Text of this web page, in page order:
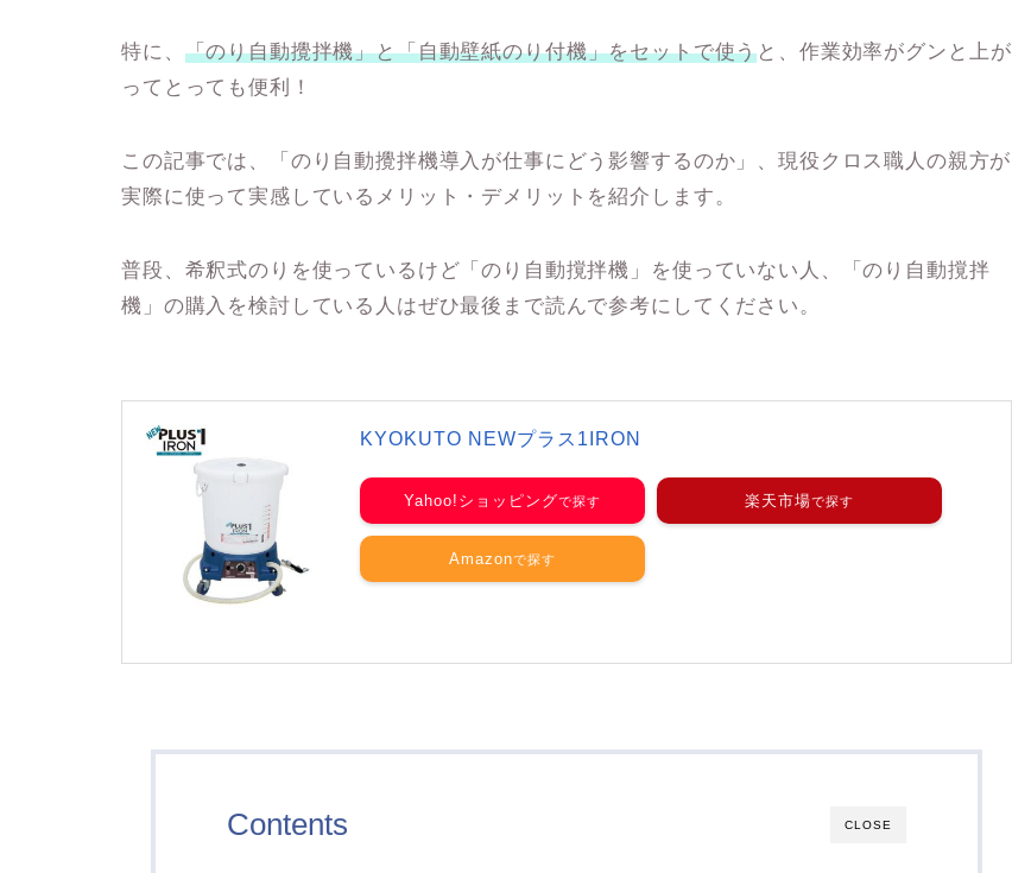
特に、 「のり自動攪拌機」と「自動壁紙のり付機」をセットで使うと、作業効率がグンと上が
ってとっても便利！
この記事では、「のり自動攪拌機導入が仕事にどう影響するのか」、現役クロス職人の親方が
実際に使って実感しているメリット・デメリットを紹介します。
普段、希釈式のりを使っているけど 「のり自動撹拌機」を使っていない人 、
「のり自動撹拌
機」の購入を検討している人 はぜひ最後まで読んで参考にしてください。
KYOKUTO NEWプラス1IRON
Yahoo!ショッピング 楽天市場
Amazon
CLOSE
Contents